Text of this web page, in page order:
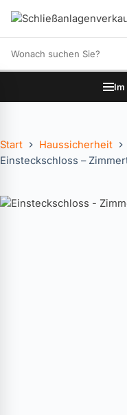
Im
Start Haussicherheit
Einsteckschloss –